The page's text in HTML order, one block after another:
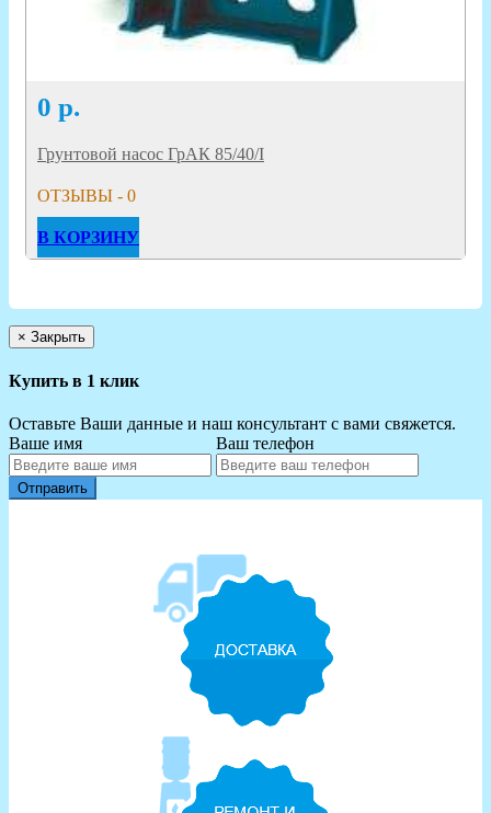
0 р.
Грунтовой насос ГрАК 85/40/I
ОТЗЫВЫ - 0
В КОРЗИНУ
× Закрыть
Купить в 1 клик
Оставьте Ваши данные и наш консультант с вами свяжется.
Ваше имя
Ваш телефон
Отправить